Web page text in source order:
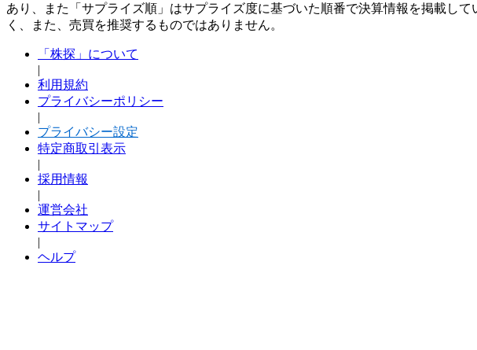
あり、また「サプライズ順」はサプライズ度に基づいた順番で決算情報を掲載し
く、また、売買を推奨するものではありません。
「株探」について
|
利用規約
プライバシーポリシー
|
プライバシー設定
特定商取引表示
|
採用情報
|
運営会社
サイトマップ
|
ヘルプ